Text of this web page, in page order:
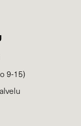
9-15)